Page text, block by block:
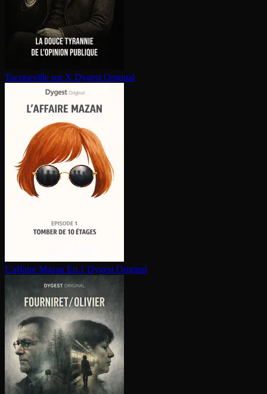
Tocqueville sur X Dygest Original
L'affaire Mazan Ep.1 Dygest Original